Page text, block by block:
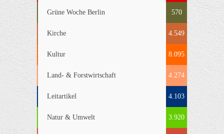
Grüne Woche Berlin 570
Kirche 4.549
Kultur 8.095
Land- & Forstwirtschaft 4.274
Leitartikel 4.103
Natur & Umwelt 3.920